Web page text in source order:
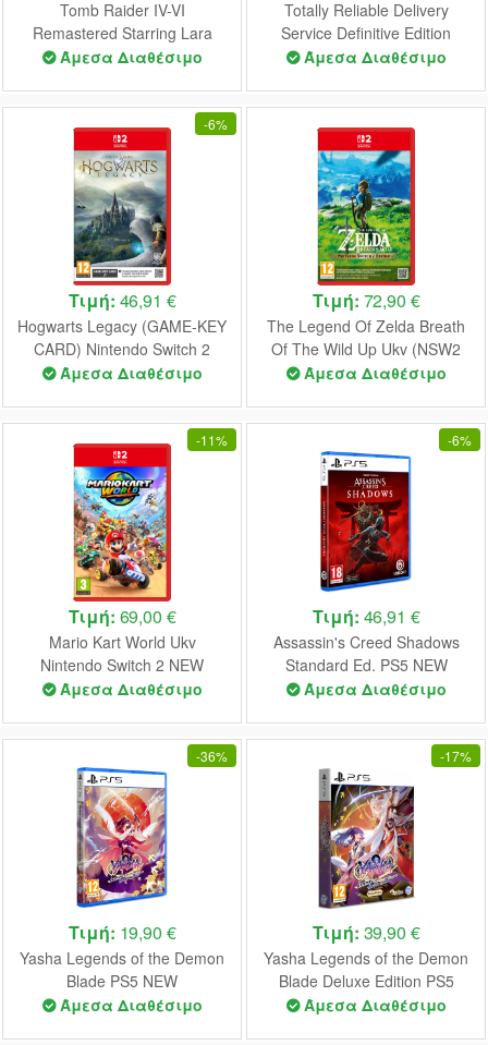
Tomb Raider IV-VI
Remastered Starring Lara
Croft Nintendo Switch NEW
Άμεσα Διαθέσιμο
Totally Reliable Delivery
Service Definitive Edition
Nintendo Switch NEW
Άμεσα Διαθέσιμο
-6%
Τιμή: 46,91 €
Hogwarts Legacy (GAME-KEY
CARD) Nintendo Switch 2
NEW
Άμεσα Διαθέσιμο
Τιμή: 72,90 €
The Legend Of Zelda Breath
Of The Wild Up Ukv (NSW2
Ed. ) - Nintendo Switch 2 NEW
Άμεσα Διαθέσιμο
-11%
Τιμή: 69,00 €
Mario Kart World Ukv
Nintendo Switch 2 NEW
Άμεσα Διαθέσιμο
-6%
Τιμή: 46,91 €
Assassin's Creed Shadows
Standard Ed. PS5 NEW
Άμεσα Διαθέσιμο
-36%
Τιμή: 19,90 €
Yasha Legends of the Demon
Blade PS5 NEW
Άμεσα Διαθέσιμο
-17%
Τιμή: 39,90 €
Yasha Legends of the Demon
Blade Deluxe Edition PS5
NEW
Άμεσα Διαθέσιμο